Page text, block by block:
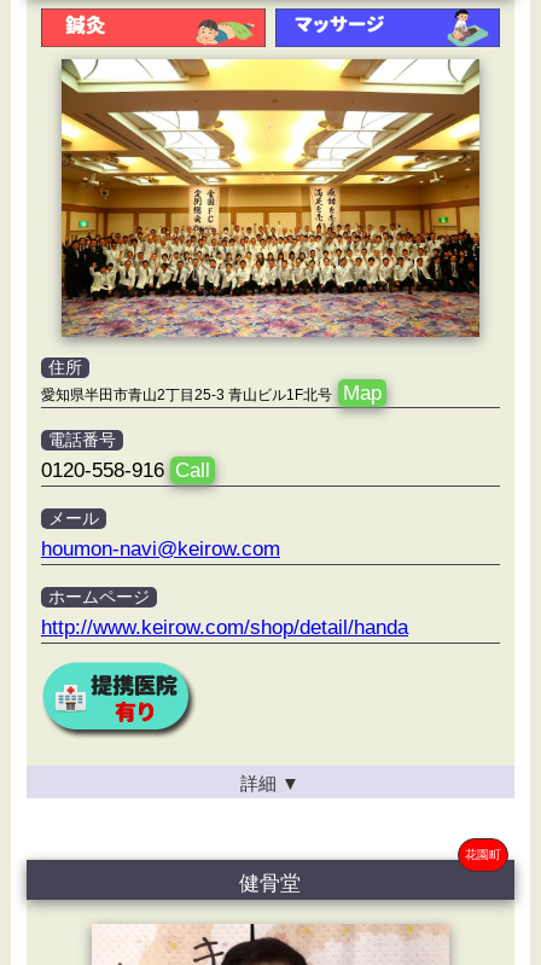
住所
愛知県半田市青山2丁目25-3 青山ビル1F北号 Map
電話番号
0120-558-916 Call
メール
houmon-navi@keirow.com
ホームページ
http://www.keirow.com/shop/detail/handa
詳細 ▼
花園町
健骨堂